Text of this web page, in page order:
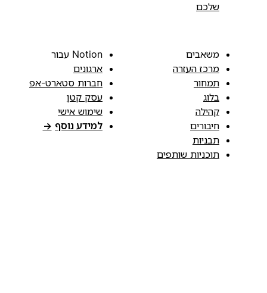
שלכם
משאבים
מרכז העזרה
תמחור
בלוג
קהילה
חיבורים
תבניות
תוכניות שותפים
Notion עבור
ארגונים
חברות סטארט-אפ
עסק קטן
שימוש אישי
למידע נוסף →